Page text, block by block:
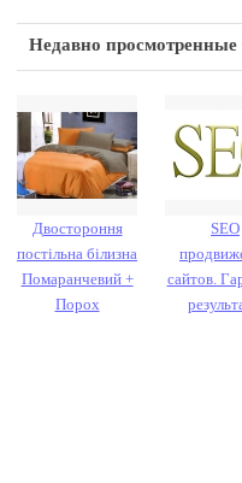
Недавно просмотренные
Двостороння
постільна білизна
Помаранчевий +
Порох
SEO
сайтов.